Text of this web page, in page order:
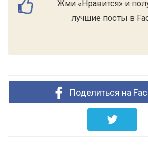
Жми «Нравится» и
лучшие посты в
Поделиться на